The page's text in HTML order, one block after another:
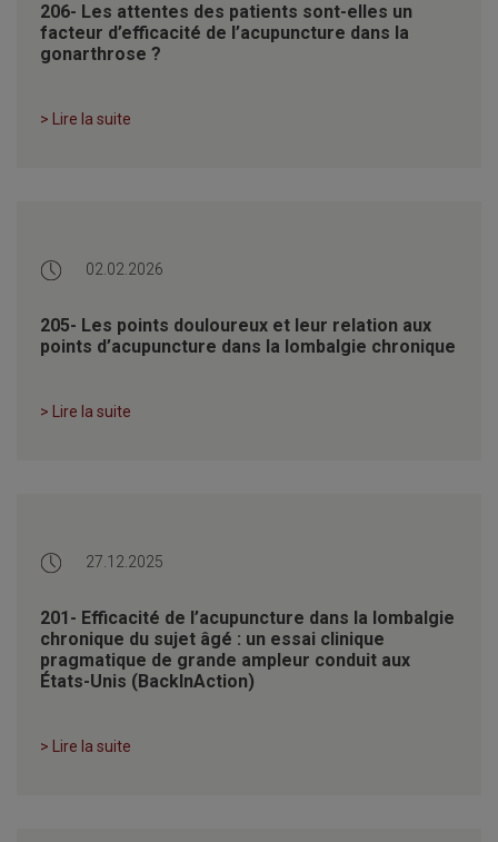
206- Les attentes des patients sont-elles un
facteur d’efficacité de l’acupuncture dans la
gonarthrose ?
> Lire la suite
02.02.2026
205- Les points douloureux et leur relation aux
points d’acupuncture dans la lombalgie chronique
> Lire la suite
27.12.2025
201- Efficacité de l’acupuncture dans la lombalgie
chronique du sujet âgé : un essai clinique
pragmatique de grande ampleur conduit aux
États-Unis (BackInAction)
> Lire la suite